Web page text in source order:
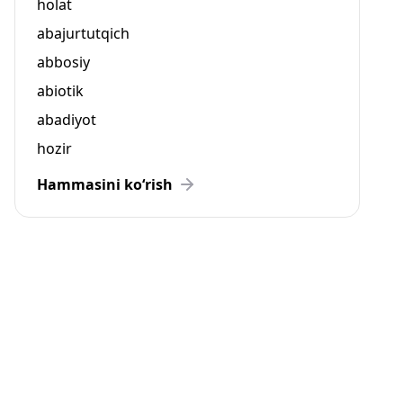
holat
abajurtutqich
abbosiy
abiotik
abadiyot
hozir
Hammasini ko‘rish